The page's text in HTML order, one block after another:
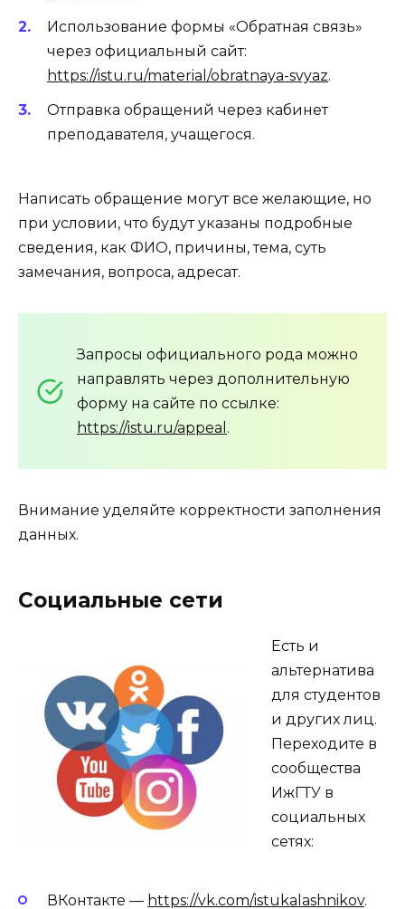
Использование формы «Обратная связь»
через официальный сайт:
https://istu.ru/material/obratnaya-svyaz.
Отправка обращений через кабинет
преподавателя, учащегося.
Написать обращение могут все желающие, но
при условии, что будут указаны подробные
сведения, как ФИО, причины, тема, суть
замечания, вопроса, адресат.
Запросы официального рода можно
направлять через дополнительную
форму на сайте по ссылке:
https://istu.ru/appeal .
Внимание уделяйте корректности заполнения
данных.
Социальные сети
Есть и
альтернатива
для студентов
и других лиц.
Переходите в
сообщества
ИжГТУ в
социальных
сетях:
ВКонтакте — https://vk.com/istukalashnikov.